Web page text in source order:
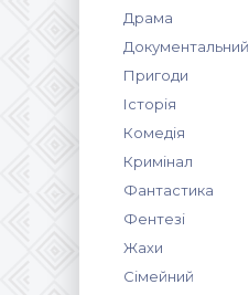
Драма
Документальний
Пригоди
Історія
Комедія
Кримінал
Фантастика
Фентезі
Жахи
Сімейний